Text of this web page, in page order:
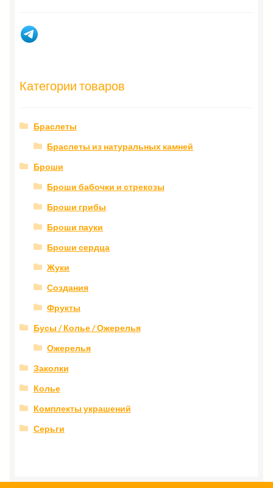
Категории товаров
Браслеты
Браслеты из натуральных камней
Броши
Броши бабочки и стрекозы
Броши грибы
Броши пауки
Броши сердца
Жуки
Создания
Фрукты
Бусы / Колье / Ожерелья
Ожерелья
Заколки
Колье
Комплекты украшений
Серьги